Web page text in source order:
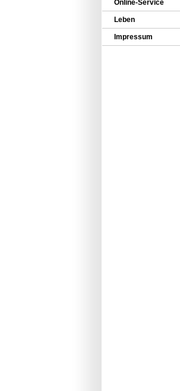
Online-Service
Leben
Impressum